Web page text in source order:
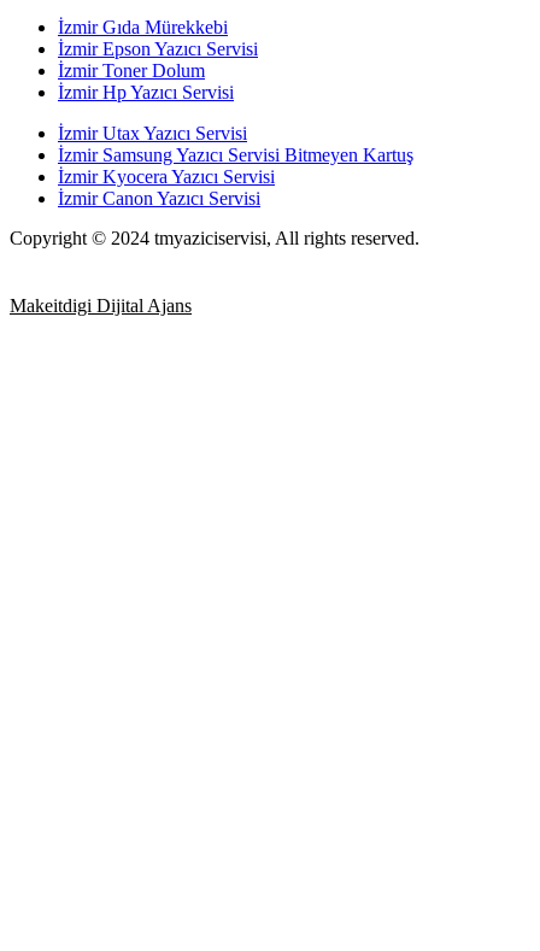
İzmir Gıda Mürekkebi
İzmir Epson Yazıcı Servisi
İzmir Toner Dolum
İzmir Hp Yazıcı Servisi
İzmir Utax Yazıcı Servisi
İzmir Samsung Yazıcı Servisi Bitmeyen Kartuş
İzmir Kyocera Yazıcı Servisi
İzmir Canon Yazıcı Servisi
Copyright © 2024 tmyaziciservisi, All rights reserved.
Makeitdigi Dijital Ajans